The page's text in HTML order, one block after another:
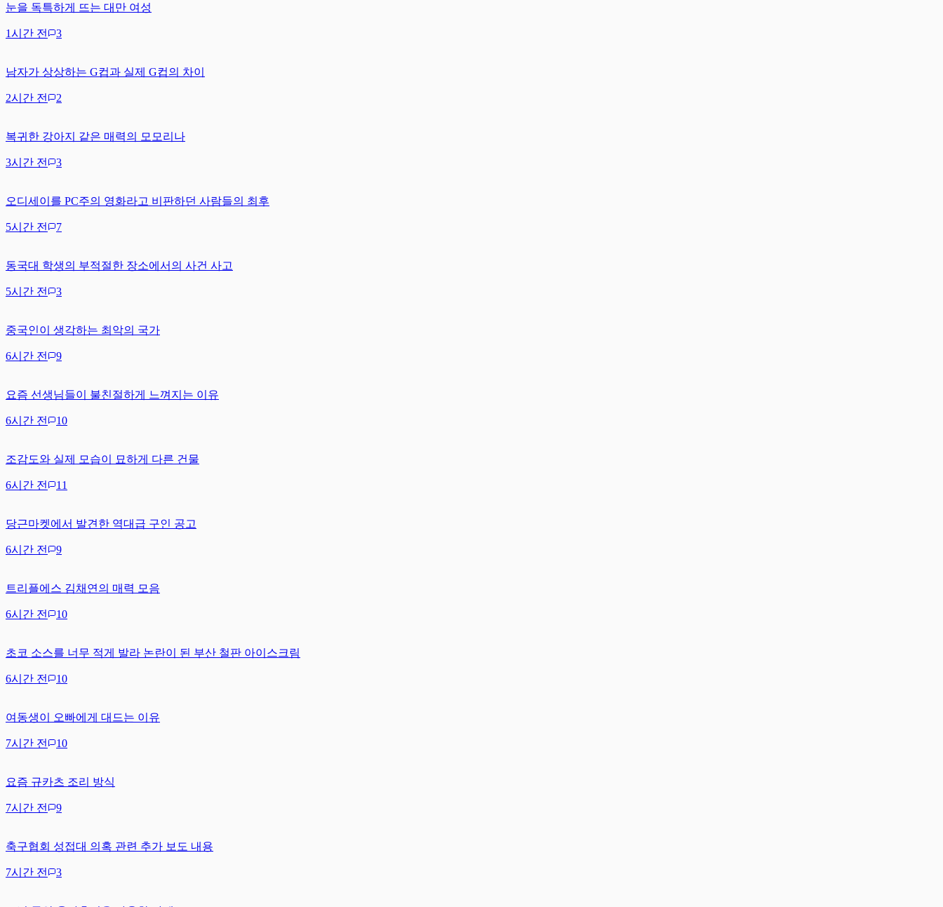
눈을 독특하게 뜨는 대만 여성
1시간 전 3
남자가 상상하는 G컵과 실제 G컵의 차이
2시간 전 2
복귀한 강아지 같은 매력의 모모리나
3시간 전 3
오디세이를 PC주의 영화라고 비판하던 사람들의 최후
5시간 전 7
동국대 학생의 부적절한 장소에서의 사건 사고
5시간 전 3
중국인이 생각하는 최악의 국가
6시간 전 9
요즘 선생님들이 불친절하게 느껴지는 이유
6시간 전 10
조감도와 실제 모습이 묘하게 다른 건물
6시간 전 11
당근마켓에서 발견한 역대급 구인 공고
6시간 전 9
트리플에스 김채연의 매력 모음
6시간 전 10
초코 소스를 너무 적게 발라 논란이 된 부산 철판 아이스크림
6시간 전 10
여동생이 오빠에게 대드는 이유
7시간 전 10
요즘 규카츠 조리 방식
7시간 전 9
축구협회 성접대 의혹 관련 추가 보도 내용
7시간 전 3